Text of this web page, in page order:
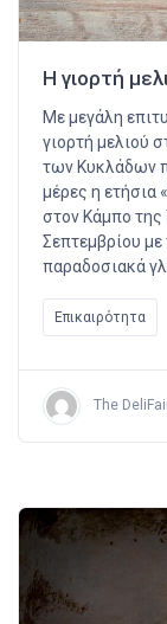
Η γιορτή
Με μεγάλη
γιορτή μελιού
των Κυκλάδων
μέρες η ετήσια
στον Κάμπο της
Σεπτεμβρίου
παραδοσιακά
Επικαιρότητα
The